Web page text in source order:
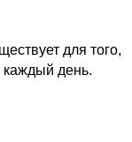
для того,
каждый день.